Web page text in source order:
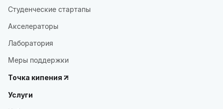
Студенческие стартапы
Акселераторы
Лаборатория
Меры поддержки
Точка кипения
Услуги